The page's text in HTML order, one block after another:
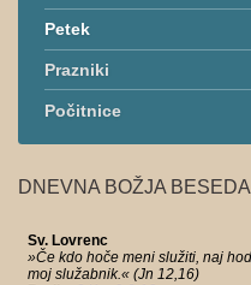
Petek
Prazniki
Počitnice
DNEVNA BOŽJA BESEDA